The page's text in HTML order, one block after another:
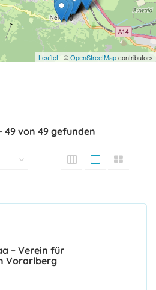
- 49von 49gefunden
– Verein für
Vorarlberg
Leaflet | ©OpenStreetMapcontributors